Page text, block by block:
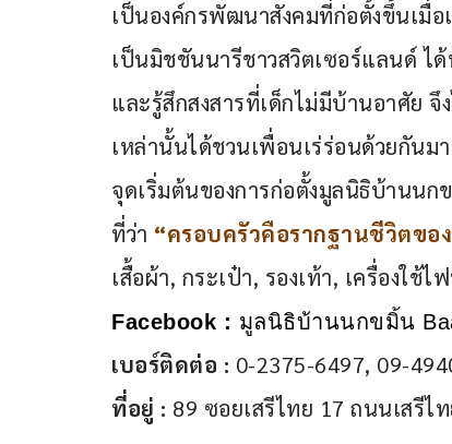
เป็นองค์กรพัฒนาสังคมที่ก่อตั้งขึ้นเมื่อ
เป็นมิชชันนารีชาวสวิตเซอร์แลนด์ ไ
และรู้สึกสงสารที่เด็กไม่มีบ้านอาศัย
เหล่านั้นได้ชวนเพื่อนเร่ร่อนด้วยกัน
จุดเริ่มต้นของการก่อตั้งมูลนิธิบ้านนก
ที่ว่า “ครอบครัวคือรากฐานชีวิตข
เสื้อผ้า, กระเป๋า, รองเท้า, เครื่องใช้
Facebook : มูลนิธิบ้านนกขมิ้น
เบอร์ติดต่อ : 0-2375-6497, 09-
ที่อยู่ : 89 ซอยเสรีไทย 17 ถนนเสรีไ